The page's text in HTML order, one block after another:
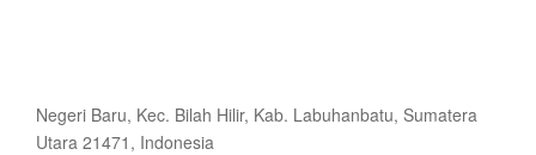
Negeri Baru, Kec. Bilah Hilir, Kab. Labuhanbatu, Sumatera
Utara 21471, Indonesia